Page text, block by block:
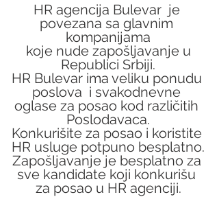
HR agencija Bulevar  je
povezana sa glavnim
kompanijama
Republici Srbiji.
HR Bulevar ima veliku ponudu
poslova  i svakodnevne
oglase za posao kod različitih
Poslodavaca.
Konkurišite za posao i koristite
HR usluge potpuno besplatno.
Zapošljavanje je besplatno za
sve kandidate koji konkurišu
za posao u HR agenciji.